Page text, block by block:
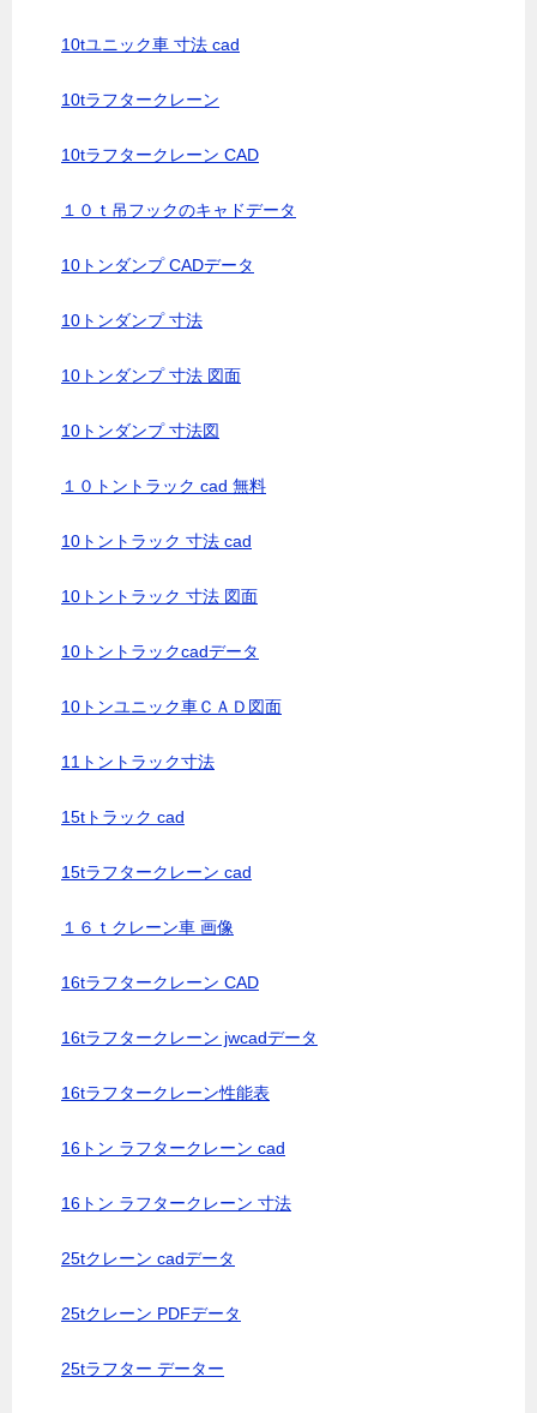
10tユニック車 寸法 cad
10tラフタークレーン
10tラフタークレーン CAD
１０ｔ吊フックのキャドデータ
10トンダンプ CADデータ
10トンダンプ 寸法
10トンダンプ 寸法 図面
10トンダンプ 寸法図
１０トントラック cad 無料
10トントラック 寸法 cad
10トントラック 寸法 図面
10トントラックcadデータ
10トンユニック車ＣＡＤ図面
11トントラック寸法
15tトラック cad
15tラフタークレーン cad
１６ｔクレーン車 画像
16tラフタークレーン CAD
16tラフタークレーン jwcadデータ
16tラフタークレーン性能表
16トン ラフタークレーン cad
16トン ラフタークレーン 寸法
25tクレーン cadデータ
25tクレーン PDFデータ
25tラフター データー